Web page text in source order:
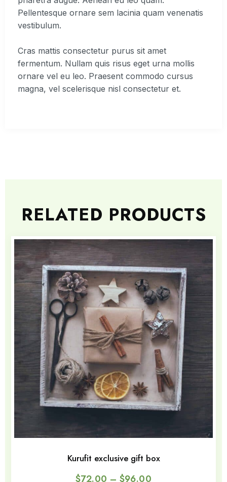
Pellentesque ornare sem lacinia quam venenatis
vestibulum.
Cras mattis consectetur purus sit amet
fermentum. Nullam quis risus eget urna mollis
ornare vel eu leo. Praesent commodo cursus
magna, vel scelerisque nisl consectetur et.
RELATED PRODUCTS
Kurufit exclusive gift box
$72.00 – $96.00